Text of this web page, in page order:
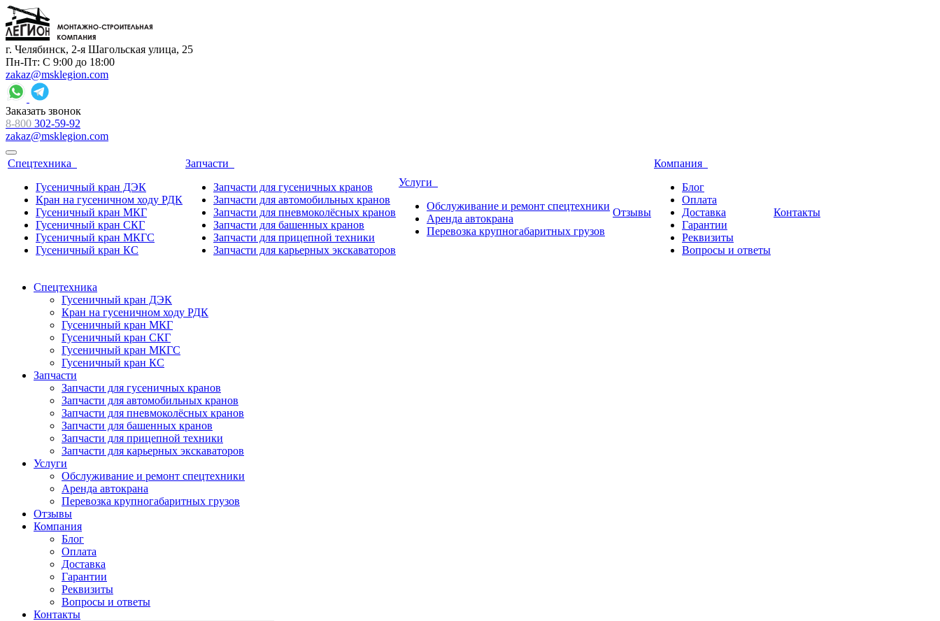
г. Челябинск, 2-я Шагольская улица, 25
Пн-Пт: С 9:00 до 18:00
zakaz@msklegion.com
Заказать звонок
8-800 302-59-92
zakaz@msklegion.com
Спецтехника
Гусеничный кран ДЭК
Кран на гусеничном ходу РДК
Гусеничный кран МКГ
Гусеничный кран СКГ
Гусеничный кран МКГС
Гусеничный кран КС
Запчасти
Запчасти для гусеничных кранов
Запчасти для автомобильных кранов
Запчасти для пневмоколёсных кранов
Запчасти для башенных кранов
Запчасти для прицепной техники
Запчасти для карьерных экскаваторов
Услуги
Обслуживание и ремонт спецтехники
Аренда автокрана
Перевозка крупногабаритных грузов
Отзывы
Компания
Блог
Оплата
Доставка
Гарантии
Реквизиты
Вопросы и ответы
Контакты
Спецтехника
Гусеничный кран ДЭК
Кран на гусеничном ходу РДК
Гусеничный кран МКГ
Гусеничный кран СКГ
Гусеничный кран МКГС
Гусеничный кран КС
Запчасти
Запчасти для гусеничных кранов
Запчасти для автомобильных кранов
Запчасти для пневмоколёсных кранов
Запчасти для башенных кранов
Запчасти для прицепной техники
Запчасти для карьерных экскаваторов
Услуги
Обслуживание и ремонт спецтехники
Аренда автокрана
Перевозка крупногабаритных грузов
Отзывы
Компания
Блог
Оплата
Доставка
Гарантии
Реквизиты
Вопросы и ответы
Контакты